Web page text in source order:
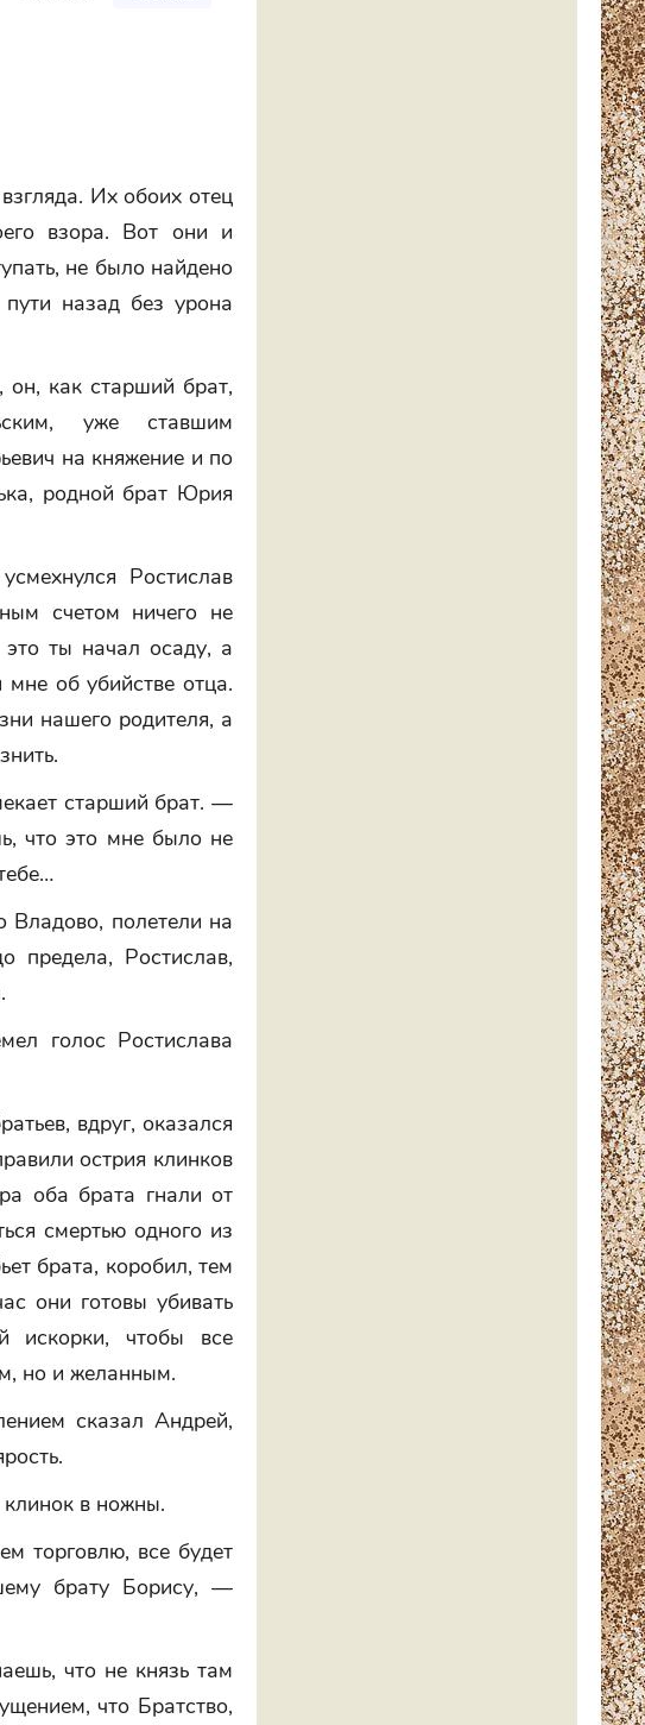
Их обоих отец
взора. Вот они и
не было найдено
назад без урона
как старший брат,
уже ставшим
на княжение и по
родной брат Юрия
Ростислав
счетом ничего не
ты начал осаду, а
об убийстве отца.
нашего родителя, а
старший брат. —
что это мне было не
Владово, полетели на
предела, Ростислав,
голос Ростислава
вдруг, оказался
острия клинков
оба брата гнали от
смертью одного из
брата, коробил, тем
они готовы убивать
искорки, чтобы все
но и желанным.
сказал Андрей,
в ножны.
торговлю, все будет
брату Борису, —
что не князь там
что Братство,